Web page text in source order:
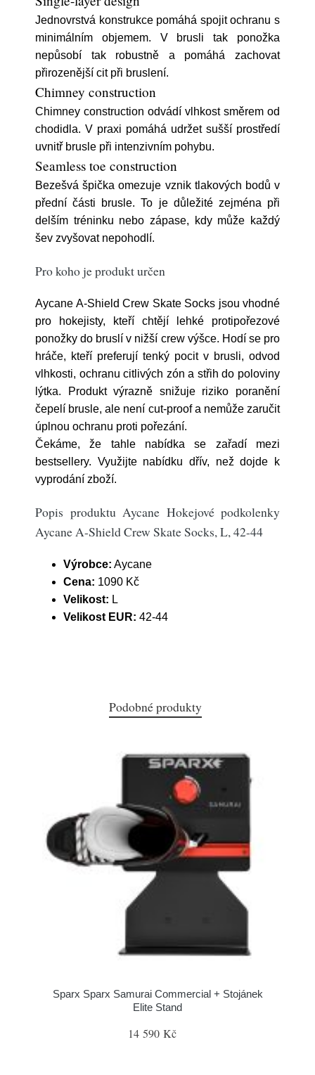
Jednovrstvá konstrukce pomáhá spojit ochranu s
minimálním objemem. V brusli tak ponožka
nepůsobí tak robustně a pomáhá zachovat
přirozenější cit při bruslení.
Chimney construction
Chimney construction odvádí vlhkost směrem od
chodidla. V praxi pomáhá udržet sušší prostředí
uvnitř brusle při intenzivním pohybu.
Seamless toe construction
Bezešvá špička omezuje vznik tlakových bodů v
přední části brusle. To je důležité zejména při
delším tréninku nebo zápase, kdy může každý
šev zvyšovat nepohodlí.
Pro koho je produkt určen
Aycane A-Shield Crew Skate Socks jsou vhodné
pro hokejisty, kteří chtějí lehké protipořezové
ponožky do bruslí v nižší crew výšce. Hodí se pro
hráče, kteří preferují tenký pocit v brusli, odvod
vlhkosti, ochranu citlivých zón a střih do poloviny
lýtka. Produkt výrazně snižuje riziko poranění
čepelí brusle, ale není cut-proof a nemůže zaručit
úplnou ochranu proti pořezání.
Čekáme, že tahle nabídka se zařadí mezi
bestsellery. Využijte nabídku dřív, než dojde k
vyprodání zboží.
Popis produktu Aycane Hokejové podkolenky
Aycane A-Shield Crew Skate Socks, L, 42-44
Výrobce: Aycane
Cena: 1090 Kč
Velikost: L
Velikost EUR: 42-44
Podobné produkty
Sparx Sparx Samurai Commercial + Stojánek
Elite Stand
14 590 Kč